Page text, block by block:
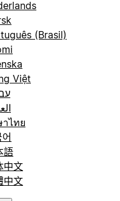
(Brasil)
Việt
ไทย
語
中文
中文